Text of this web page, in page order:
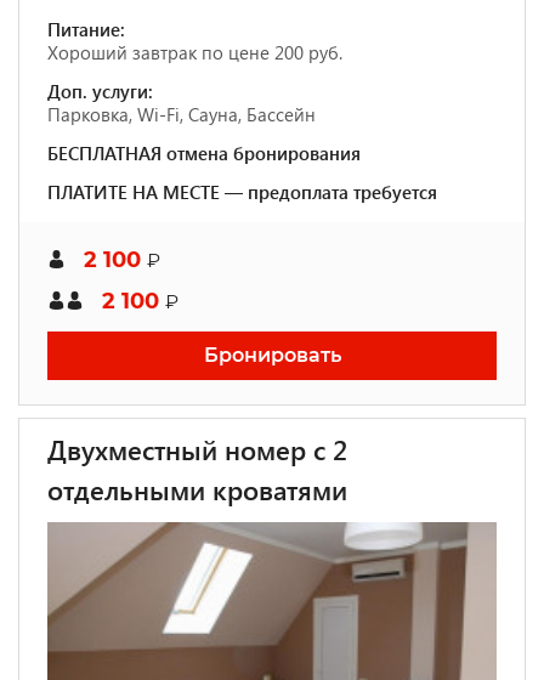
Питание:
Хороший завтрак по цене 200 руб.
Доп. услуги:
Парковка, Wi-Fi, Сауна, Бассейн
БЕСПЛАТНАЯ отмена бронирования
ПЛАТИТЕ НА МЕСТЕ — предоплата требуется
2 100 ₽
2 100 ₽
Бронировать
Двухместный номер с 2
отдельными кроватями